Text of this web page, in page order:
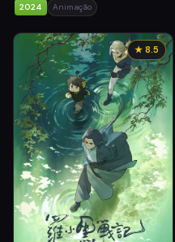
2024 Animação
★ 8.5